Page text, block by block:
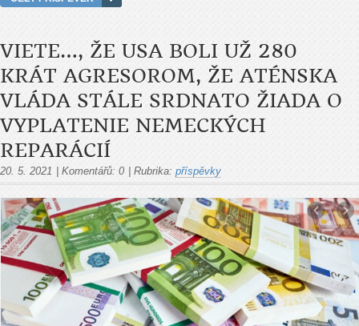
VIETE…, ŽE USA BOLI UŽ 280
KRÁT AGRESOROM, ŽE ATÉNSKA
VLÁDA STÁLE SRDNATO ŽIADA O
VYPLATENIE NEMECKÝCH
REPARÁCIÍ
20. 5. 2021 Komentářů: 0 Rubrika: příspěvky